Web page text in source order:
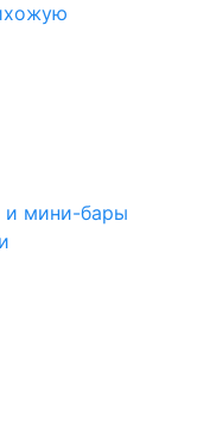
и мини-бары